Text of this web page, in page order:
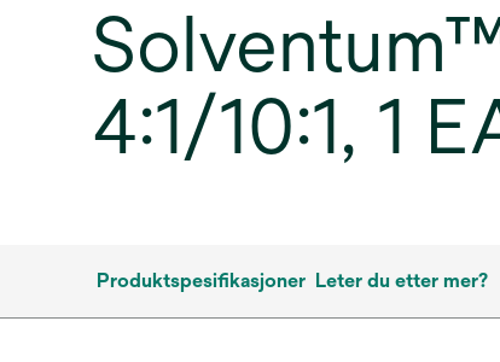
4:1/10:1, 1
Produktspesifikasjoner Leter du etter mer?